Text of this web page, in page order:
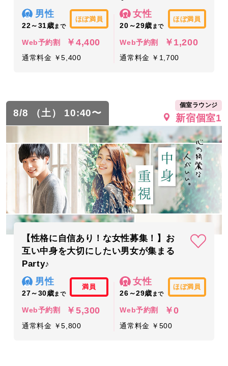
男性
22～31歳まで
ほぼ満員
Web予約割 ￥4,400
通常料金 ￥5,400
女性
20～29歳 まで
ほぼ満員
Web予約割 ￥1,200
通常料金 ￥1,700
8/8 （土） 10:40〜
個室ラウンジ
新宿個室1
【性格に自信あり！な女性募集！】お
互い中身を大切にしたい男女が集まる
Party♪
男性
27～30歳まで
満員
Web予約割 ￥5,300
通常料金 ￥5,800
女性
26～29歳 まで
ほぼ満員
Web予約割 ￥0
通常料金 ￥500